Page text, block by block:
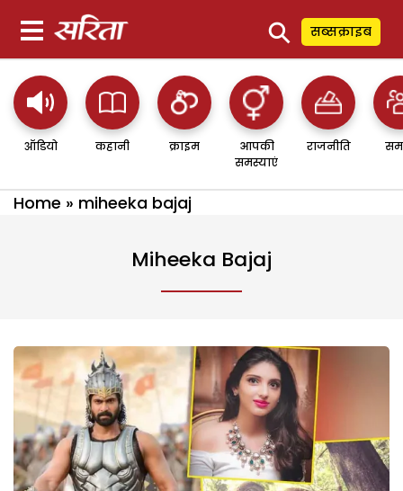
⚲ सब्सक्राइब
ऑडियो कहानी क्राइम
आपकी
समस्याएं
राजनीति
Home » miheeka bajaj
Miheeka Bajaj